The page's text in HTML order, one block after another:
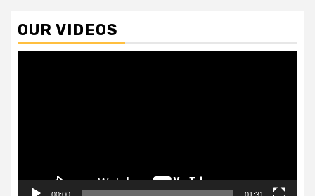
OUR VIDEOS